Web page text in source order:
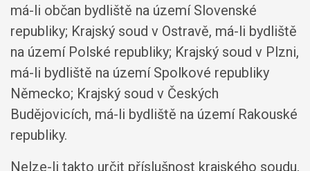
má-li občan bydliště na území Slovenské
republiky; Krajský soud v Ostravě, má-li bydliště
na území Polské republiky; Krajský soud v Plzni,
má-li bydliště na území Spolkové republiky
Německo; Krajský soud v Českých
Budějovicích, má-li bydliště na území Rakouské
republiky.
Nelze-li takto určit příslušnost krajského soudu,